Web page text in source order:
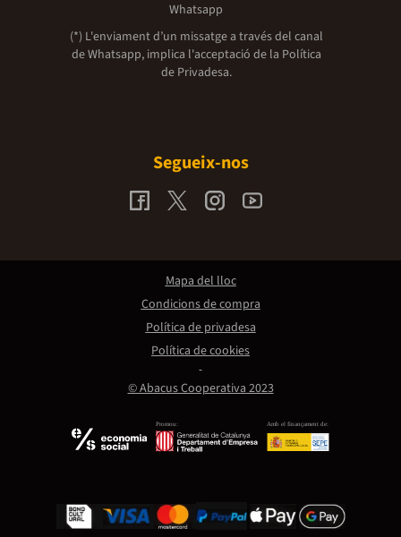
Whatsapp
(*) L'enviament d’un missatge a través del canal
de Whatsapp, implica l'acceptació de la Política
de Privadesa.
Segueix-nos
Promou: Amb el finançament de:
© Abacus Cooperativa 2023
Mapa del lloc
Condicions de compra
Política de privadesa
Política de cookies